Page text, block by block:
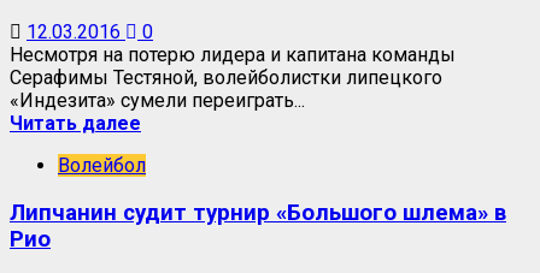
12.03.2016
0
Несмотря на потерю лидера и капитана команды
Серафимы Тестяной, волейболистки липецкого
«Индезита» сумели переиграть...
Читать далее
Волейбол
Липчанин судит турнир «Большого шлема» в
Рио